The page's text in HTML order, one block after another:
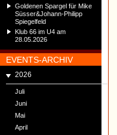
Goldenen Spargel für Mike
Süsser&Johann-Philipp
Spiegelfeld
Klub 66 im U4 am
28.05.2026
EVENTS-ARCHIV
2026
Juli
Juni
Mai
April